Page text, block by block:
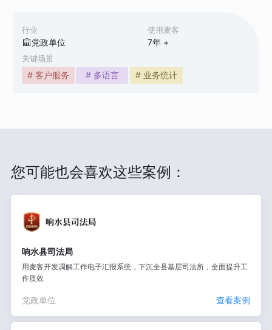
行业
党政单位
使用麦客
7年 +
关键场景
# 客户服务 # 多语言 # 业务统计
您可能也会喜欢这些案例：
响水县司法局
用麦客开发调解工作电子汇报系统，下沉全县基层司法所，全面提升工
作质效
党政单位 查看案例